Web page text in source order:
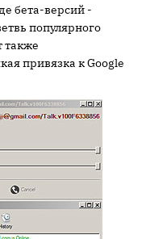
бета-версий -
популярного
также
привязка к Google